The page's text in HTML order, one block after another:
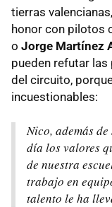
tierras
honor con pilotos
o Jorge Martínez
pueden refutar las
del circuito,
incuestionables:
Nico, además
día los valores
de nuestra
trabajo en
talento le ha